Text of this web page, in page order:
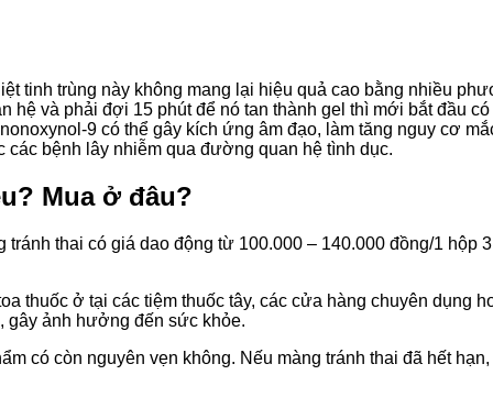
tinh trùng này không mang lại hiệu quả cao bằng nhiều
hệ và phải đợi 15 phút để nó tan thành gel thì mới bắt đầu
9 có thể gây kích ứng âm đạo, làm tăng nguy cơ
bệnh lây nhiễm qua đường quan hệ tình dục.
Mua ở đâu?
thai có giá dao động từ 100.000 – 140.000 đồng/1 hộp
thuốc ở tại các tiệm thuốc tây, các cửa hàng chuyên dụng
gây ảnh hưởng đến sức khỏe.
có còn nguyên vẹn không. Nếu màng tránh thai đã hết